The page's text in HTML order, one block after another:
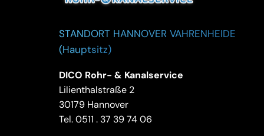
STANDORT HANNOVER VAHRENHEIDE
(Hauptsitz)
DICO Rohr- & Kanalservice
Lilienthalstraße 2
30179 Hannover
Tel.0511 . 37 39 74 06